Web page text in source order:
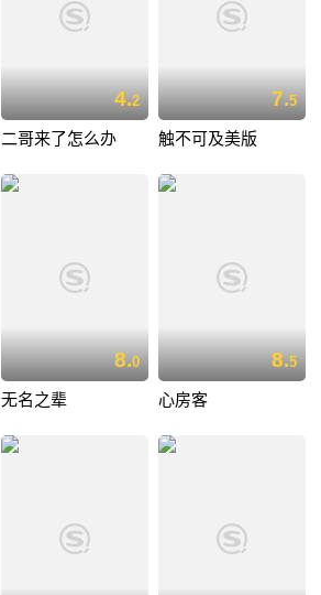
4.2
二哥来了怎么办
7.5
触不可及美版
8.0
无名之辈
8.5
心房客